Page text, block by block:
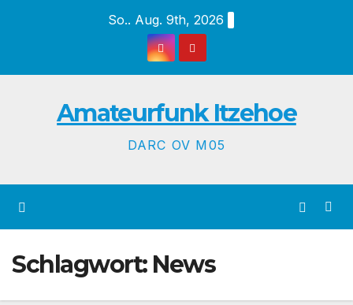
So.. Aug. 9th, 2026
Amateurfunk Itzehoe
DARC OV M05
Schlagwort: News